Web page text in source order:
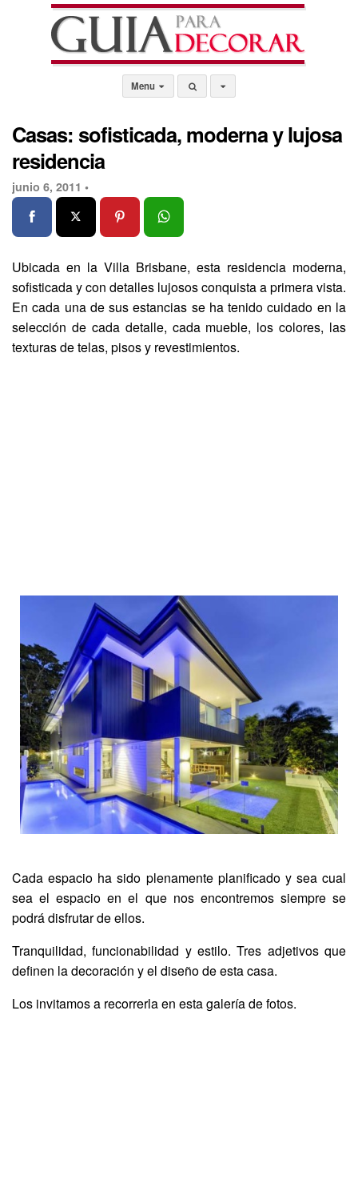
Menu
Casas: sofisticada, moderna y lujosa
residencia
junio 6, 2011 •
Ubicada en la Villa Brisbane, esta residencia moderna,
sofisticada y con detalles lujosos conquista a primera vista.
En cada una de sus estancias se ha tenido cuidado en la
selección de cada detalle, cada mueble, los colores, las
texturas de telas, pisos y revestimientos.
Cada espacio ha sido plenamente planificado y sea cual
sea el espacio en el que nos encontremos siempre se
podrá disfrutar de ellos.
Tranquilidad, funcionabilidad y estilo. Tres adjetivos que
definen la decoración y el diseño de esta casa.
Los invitamos a recorrerla en esta galería de fotos.